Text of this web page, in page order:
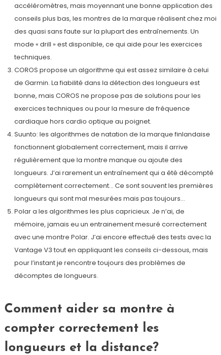
accéléromètres, mais moyennant une bonne application des
conseils plus bas, les montres de la marque réalisent chez moi
des quasi sans faute sur la plupart des entraînements. Un
mode « drill » est disponible, ce qui aide pour les exercices
techniques.
COROS propose un algorithme qui est assez similaire à celui
de Garmin. La fiabilité dans la détection des longueurs est
bonne, mais COROS ne propose pas de solutions pour les
exercices techniques ou pour la mesure de fréquence
cardiaque hors cardio optique au poignet.
Suunto: les algorithmes de natation de la marque finlandaise
fonctionnent globalement correctement, mais il arrive
régulièrement que la montre manque ou ajoute des
longueurs. J’ai rarement un entraînement qui a été décompté
complètement correctement… Ce sont souvent les premières
longueurs qui sont mal mesurées mais pas toujours…
Polar a les algorithmes les plus capricieux. Je n’ai, de
mémoire, jamais eu un entrainement mesuré correctement
avec une montre Polar. J’ai encore effectué des tests avec la
Vantage V3 tout en appliquant les conseils ci-dessous, mais
pour l’instant je rencontre toujours des problèmes de
décomptes de longueurs.
Comment aider sa montre à
compter correctement les
longueurs et la distance?